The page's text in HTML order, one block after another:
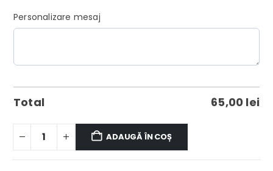
Personalizare mesaj
Total 65,00 lei
ADAUGĂ ÎN COȘ